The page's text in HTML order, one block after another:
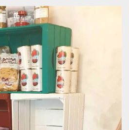
Automattic
Inc.
.oooh.events
Sessione
PHP.net
oooh.events
Sessione
Cookie
basate sul